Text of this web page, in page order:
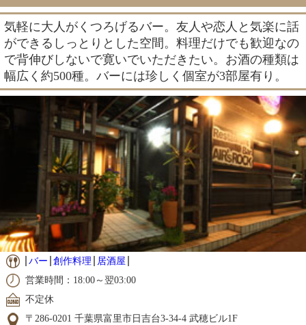
気軽に大人がくつろげるバー。友人や恋人と気楽に話
ができるしっとりとした空間。料理だけでも歓迎なの
で背伸びしないで寛いでいただきたい。お酒の種類は
幅広く約500種。バーには珍しく個室が3部屋有り。
バー 創作料理
居酒屋
営業時間：18:00～翌03:00
不定休
〒286-0201 千葉県富里市日吉台3-34-4 武穂ビル1F